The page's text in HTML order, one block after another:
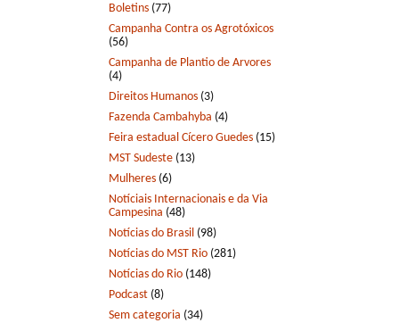
Boletins (77)
Campanha Contra os Agrotóxicos
(56)
Campanha de Plantio de Arvores
(4)
Direitos Humanos (3)
Fazenda Cambahyba (4)
Feira estadual Cícero Guedes (15)
MST Sudeste (13)
Mulheres (6)
Notíciais Internacionais e da Via
Campesina (48)
Notícias do Brasil (98)
Notícias do MST Rio (281)
Notícias do Rio (148)
Podcast (8)
Sem categoria (34)